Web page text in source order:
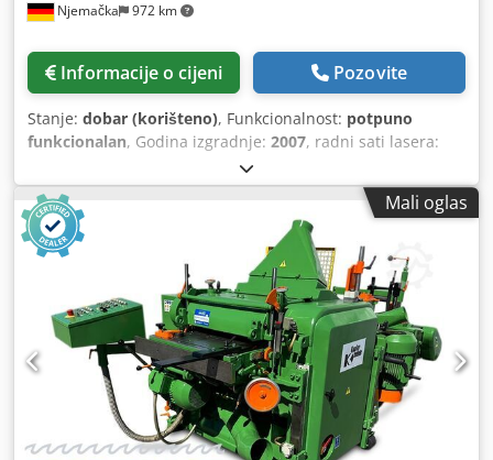
Njemačka 972 km
Informacije o cijeni Pozovite
Stanje: dobar (korišteno), Funkcionalnost: potpuno
funkcionalan, Godina izgradnje: 2007, radni sati lasera:
Mali oglas